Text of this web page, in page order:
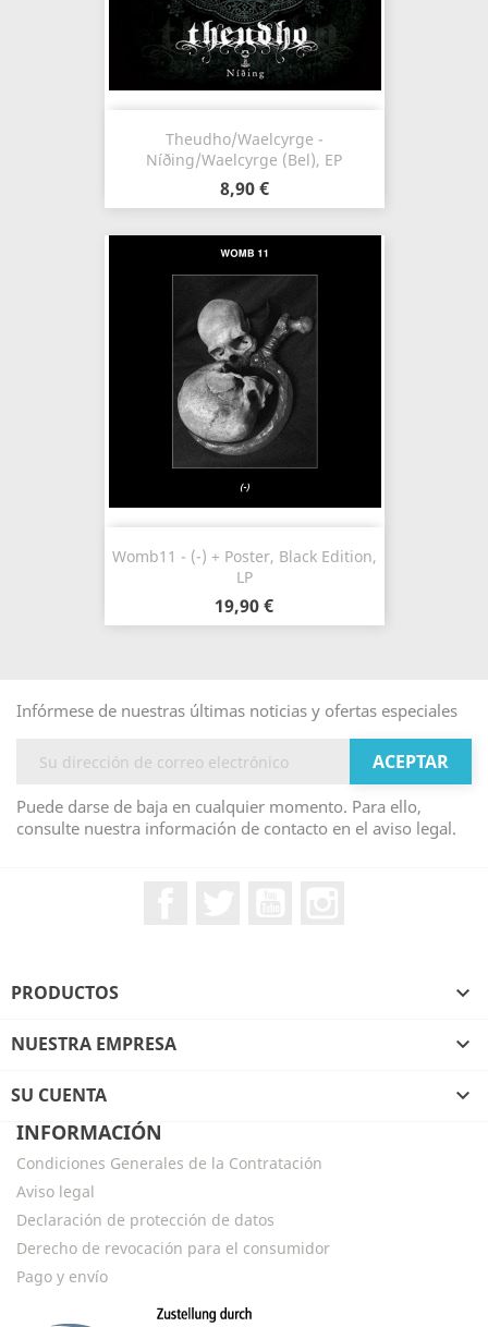
Theudho/Waelcyrge -
Níðing/Waelcyrge (Bel), EP
8,90 €
Womb11 - (-) + Poster, Black Edition,
LP
19,90 €
Infórmese de nuestras últimas noticias y ofertas especiales
Puede darse de baja en cualquier momento. Para ello,
consulte nuestra información de contacto en el aviso legal.
PRODUCTOS 
NUESTRA EMPRESA 
SU CUENTA

INFORMACIÓN
Condiciones Generales de la Contratación
Aviso legal
Declaración de protección de datos
Derecho de revocación para el consumidor
Pago y envío